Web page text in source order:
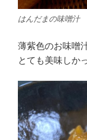
はんだまの味噌汁
薄紫色のお味噌
とても美味しか